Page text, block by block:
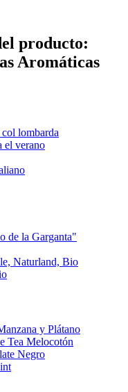
producto:
Aromáticas
lombarda
el verano
de la Garganta"
Naturland, Bio
y Plátano
Tea Melocotón
Negro